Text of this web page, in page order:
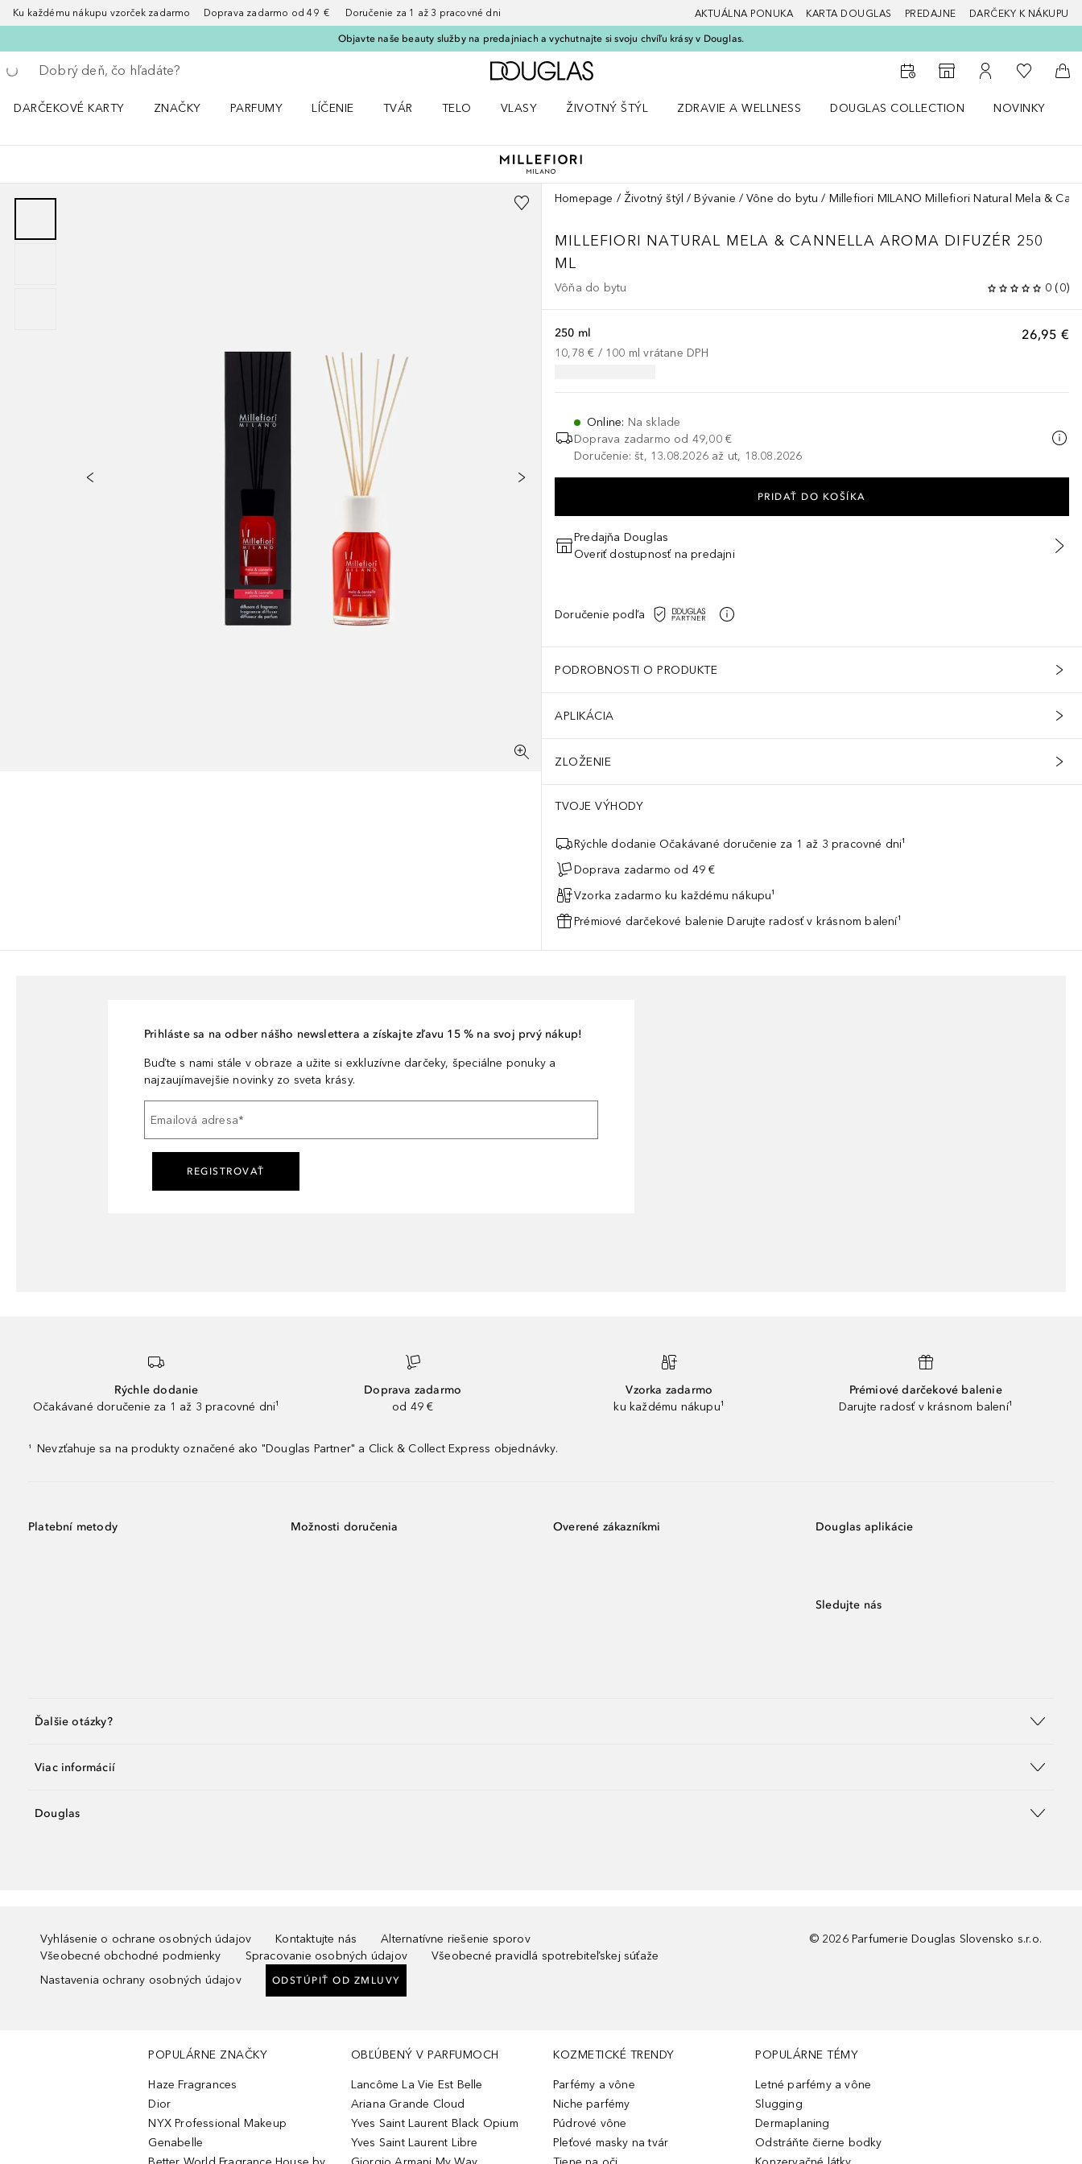
Ku každému nákupu vzorček zadarmo Doprava zadarmo od 49 € Doručenie za 1 až 3 pracovné dni AKTUÁLNA PONUKA KARTA DOUGLAS PREDAJNE DARČEKY K NÁKUPU
Objavte naše beauty služby na predajniach a vychutnajte si svoju chvíľu krásy v Douglas.
Choď späť
Vykonajte vyhľadávanie
Domov
Do vyhľadávača predajní
Do môjho účtu
Do môjho
Do
DARČEKOVÉ KARTY
ZNAČKY
PARFUMY
LÍČENIE
TVÁR
TELO
VLASY
ŽIVOTNÝ ŠTÝL
ZDRAVIE A WELLNESS
DOUGLAS COLLECTION
NOVINKY
Homepage Životný štýl Bývanie Vône do bytu Millefiori MILANO Millefiori Natural Mela &
MILLEFIORI NATURAL MELA & CANNELLA AROMA DIFUZÉR 250
ML
Vôňa do bytu 0 (0)
26,95 €
250 ml
10,78 € / 100 ml vrátane DPH
Online: Na sklade
Doprava zadarmo od 49,00 €
Doručenie: št, 13.08.2026 až ut, 18.08.2026
PRIDAŤ DO KOŠÍKA
Predajňa Douglas
Overiť dostupnosť na predajni
Doručenie podľa
PODROBNOSTI O PRODUKTE
APLIKÁCIA
ZLOŽENIE
TVOJE VÝHODY
Rýchle dodanie Očakávané doručenie za 1 až 3 pracovné dni¹
Doprava zadarmo od 49 €
Vzorka zadarmo ku každému nákupu¹
Prémiové darčekové balenie Darujte radosť v krásnom balení¹
Prihláste sa na odber nášho newslettera a získajte zľavu 15 % na svoj prvý nákup!
Buďte s nami stále v obraze a užite si exkluzívne darčeky, špeciálne ponuky a
najzaujímavejšie novinky zo sveta krásy.
Emailová adresa*
REGISTROVAŤ
Rýchle dodanie
Očakávané doručenie za 1 až 3 pracovné dni¹
Doprava zadarmo
od 49 €
Vzorka zadarmo
ku každému nákupu¹
Prémiové darčekové balenie
Darujte radosť v krásnom balení¹
¹ Nevzťahuje sa na produkty označené ako "Douglas Partner" a Click & Collect Express objednávky.
Platební metody Možnosti doručenia Overené zákazníkmi Douglas aplikácie
Sledujte nás
Ďalšie otázky?
Viac informácií
Douglas
Vyhlásenie o ochrane osobných údajov Kontaktujte nás
Alternatívne riešenie sporov
Všeobecné obchodné podmienky
Spracovanie osobných údajov
Všeobecné pravidlá spotrebiteľskej súťaže
Nastavenia ochrany osobných údajov
ODSTÚPIŤ OD ZMLUVY
© 2026 Parfumerie Douglas Slovensko s.r.o.
POPULÁRNE ZNAČKY
Haze Fragrances
Dior
NYX Professional Makeup
Genabelle
OBĽÚBENÝ V PARFUMOCH
Lancôme La Vie Est Belle
Ariana Grande Cloud
Yves Saint Laurent Black Opium
Yves Saint Laurent Libre
KOZMETICKÉ TRENDY
Parfémy a vône
Niche parfémy
Púdrové vône
Pleťové masky na tvár
POPULÁRNE TÉMY
Letné parfémy a vône
Slugging
Dermaplaning
Odstráňte čierne bodky